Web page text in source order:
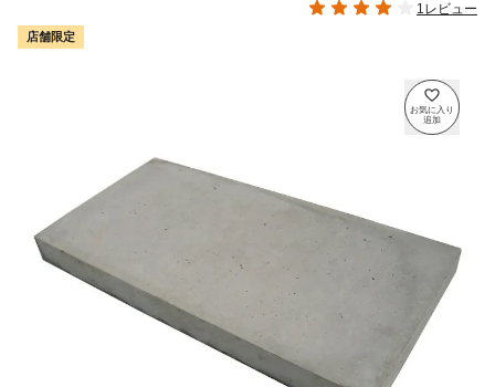
1レビュー
店舗限定